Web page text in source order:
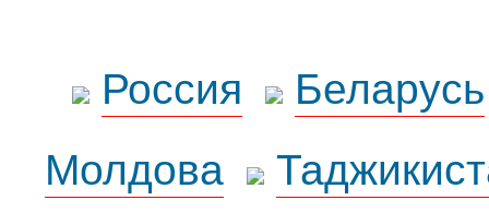
Россия
Беларусь
Молдова